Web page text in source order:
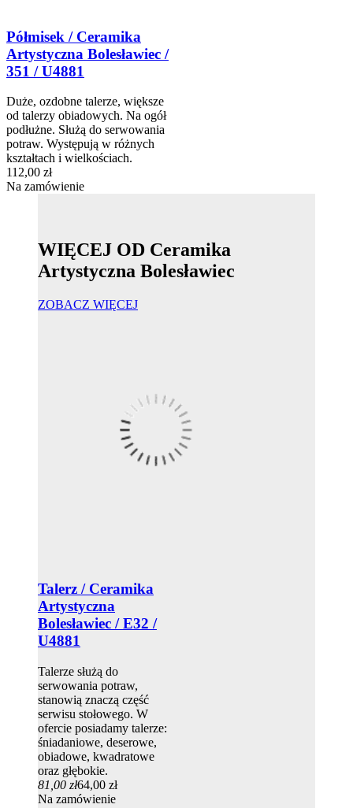
Półmisek / Ceramika
Artystyczna Bolesławiec /
351 / U4881
Duże, ozdobne talerze, większe
od talerzy obiadowych. Na ogół
podłużne. Służą do serwowania
potraw. Występują w różnych
kształtach i wielkościach.
112,00 zł
Na zamówienie
WIĘCEJ OD Ceramika
Artystyczna Bolesławiec
ZOBACZ WIĘCEJ
Talerz / Ceramika
Artystyczna
Bolesławiec / E32 /
U4881
Talerze służą do
serwowania potraw,
stanowią znaczą część
serwisu stołowego. W
ofercie posiadamy talerze:
śniadaniowe, deserowe,
obiadowe, kwadratowe
oraz głębokie.
81,00 zł64,00 zł
Na zamówienie